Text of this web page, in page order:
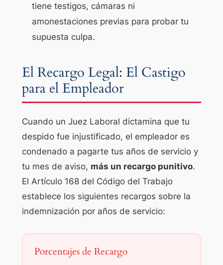
tiene testigos, cámaras ni
amonestaciones previas para probar tu
supuesta culpa.
El Recargo Legal: El Castigo
para el Empleador
Cuando un Juez Laboral dictamina que tu
despido fue injustificado, el empleador es
condenado a pagarte tus años de servicio y
tu mes de aviso, más un recargo punitivo.
El Artículo 168 del Código del Trabajo
establece los siguientes recargos sobre la
indemnización por años de servicio:
Porcentajes de Recargo